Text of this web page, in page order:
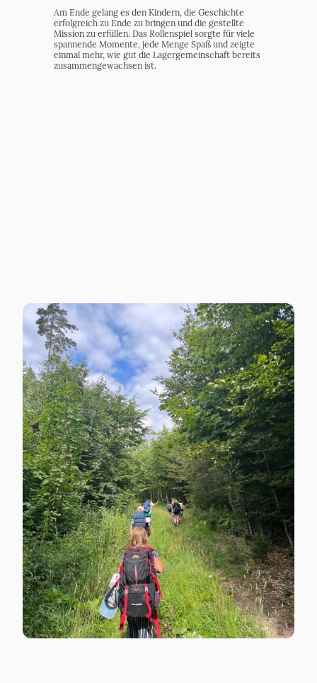
Am Ende gelang es den Kindern, die Geschichte
erfolgreich zu Ende zu bringen und die gestellte
Mission zu erfüllen. Das Rollenspiel sorgte für viele
spannende Momente, jede Menge Spaß und zeigte
einmal mehr, wie gut die Lagergemeinschaft bereits
zusammengewachsen ist.